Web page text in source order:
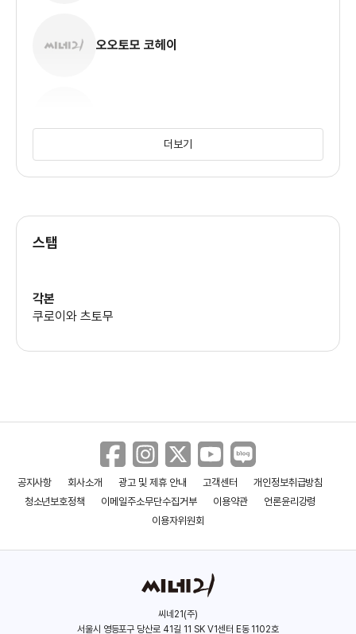
오오토모 코헤이
더보기
스탭
각본
쿠로이와 츠토무
공지사항 회사소개 광고 및 제휴 안내 고객센터
개인정보취급방침
청소년보호정책
이메일주소무단수집거부 이용약관
언론윤리강령
이용자위원회
씨네21(주)
서울시 영등포구 당산로 41길 11 SK V1센터 E동 1102호